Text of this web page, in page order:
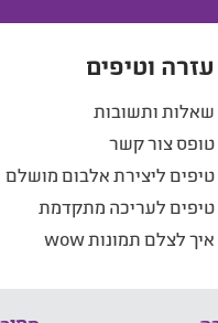
עזרה וטיפים
שאלות ותשובות
טופס צור קשר
טיפים ליצירת אלבום מושלם
טיפים לעריכה מתקדמת
איך לצלם תמונות wow